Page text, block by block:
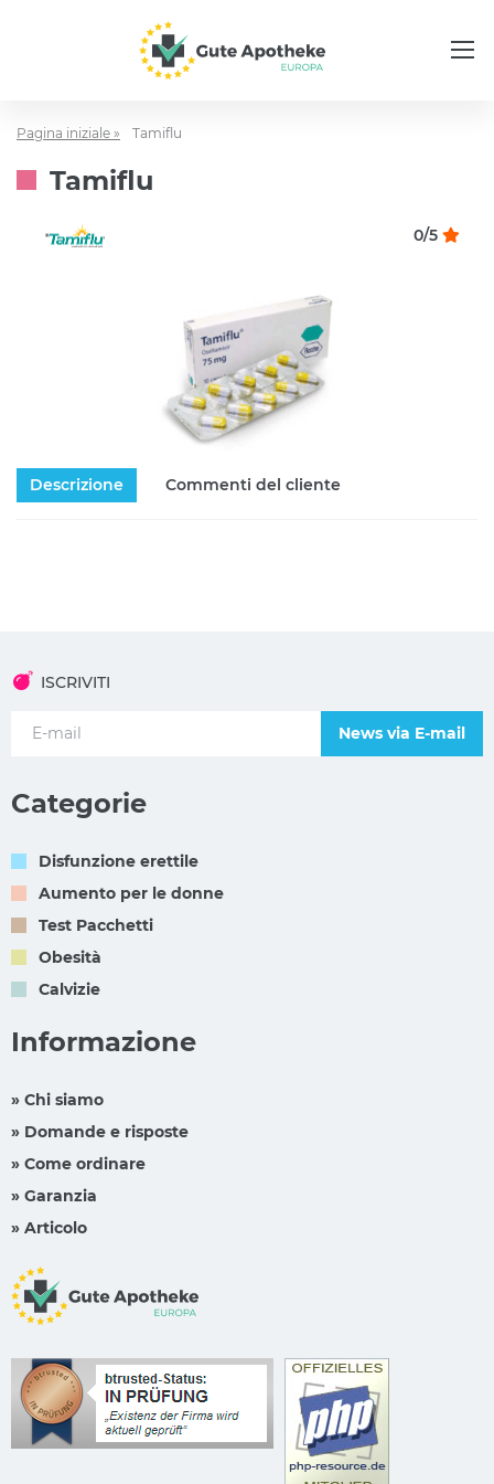
Pagina iniziale » Tamiflu
Tamiflu
0/5
Descrizione Commenti del cliente
ISCRIVITI
News via E-mail
Categorie
Disfunzione erettile
Aumento per le donne
Test Pacchetti
Obesità
Calvizie
Informazione
» Chi siamo
» Domande e risposte
» Come ordinare
» Garanzia
» Articolo